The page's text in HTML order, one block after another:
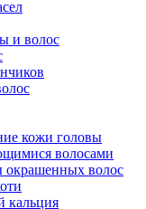
и волос
кожи головы
волосами
окрашенных волос
кальция